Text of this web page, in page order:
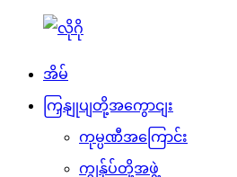
အိမ်
ကြှနျုပျတို့အကွောငျး
ကုမ္ပဏီအကြောင်း
ကျွန်ုပ်တို့အဖွဲ့